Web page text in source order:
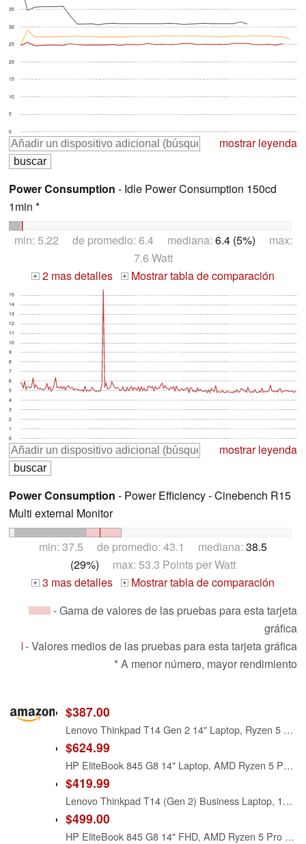
0
5
10
15
20
25
30
35
mostrar leyenda
Power Consumption - Idle Power Consumption 150cd
1min *
min: 5.22 de promedio: 6.4 mediana: 6.4 (5%) max:
7.6 Watt
+ 2 mas detalles + Mostrar tabla de comparación
0
1
2
3
4
5
6
7
8
9
10
11
12
13
14
15
mostrar leyenda
Power Consumption - Power Efficiency - Cinebench R15
Multi external Monitor
min: 37.5 de promedio: 43.1 mediana: 38.5
(29%) max: 53.3 Points per Watt
+ 3 mas detalles +
Mostrar tabla de comparación
- Gama de valores de las pruebas para esta tarjeta
gráfica
- Valores medios de las pruebas para esta tarjeta gráfica
* A menor número, mayor rendimiento
$387.00
Lenovo Thinkpad T14 Gen 2 14" Laptop, Ryzen 5 PRO 5650U 2.3Ghz, 24GB DDR4, 256GB NVMe SSD, 1080p Full HD, HDMI, Webcam, Windows 11 Pro (Renewed)
$624.99
HP EliteBook 845 G8 14" Laptop, AMD Ryzen 5 PRO 5650U 2.3GHz, 32GB DDR4 RAM, 1TB NVMe M.2 SSD, 1080p Full HD, Webcam, Windows 11 Pro (Renewed)
$419.99
Lenovo Thinkpad T14 (Gen 2) Business Laptop, 14" FHD(1920x1080), AMD Ryzen R5 5650U 2.3Ghz-4.2GHz, 16GB DDR4, 512GB SSD, Backlit Keyboard, Webcam, Windows 11Pro (Renewed)
$499.00
HP EliteBook 845 G8 14" FHD, AMD Ryzen 5 Pro 5650U 2.3GHz, 16GB RAM, 256GB Solid State Drive, Windows 11 Pro 64Bit, CAM, (Renewed)